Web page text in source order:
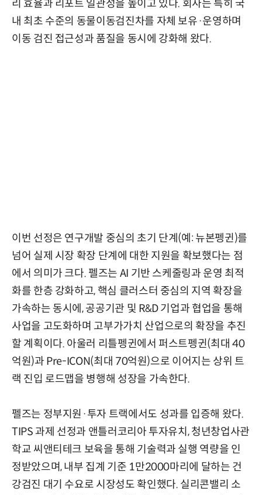
리 효율과 리포트 일관성을 높이고 있다. 회사는 특히 국
내 최초 수준의 동물이동검진차를 자체 보유·운영하며
이동 검진 접근성과 품질을 동시에 강화해 왔다.
이번 선정은 연구개발 중심의 초기 단계(예: 뉴본펭귄)를
넘어 실제 시장 확장 단계에 대한 지원을 확보했다는 점
에서 의미가 크다. 펠즈는 AI 기반 스케줄링과 운영 최적
화를 한층 강화하고, 핵심 클러스터 중심의 지역 확장을
가속하는 동시에, 공공기관 및 R&D 기업과 협업을 통해
사업을 고도화하며 고부가가치 산업으로의 확장을 추진
할 계획이다. 아울러 리틀펭귄에서 퍼스트펭귄(최대 40
억원)과 Pre-ICON(최대 70억원)으로 이어지는 상위 트
랙 진입 로드맵을 병행해 성장을 가속한다.
펠즈는 정부지원·투자 트랙에서도 성과를 입증해 왔다.
TIPS 과제 선정과 앤틀러코리아 투자유치, 청년창업사관
학교 씨앤티테크 보육을 통해 기술력과 실행 역량을 인
정받았으며, 내부 집계 기준 1만2000마리에 달하는 건
강검진 대기 수요로 시장성도 확인했다. 실리콘밸리 소